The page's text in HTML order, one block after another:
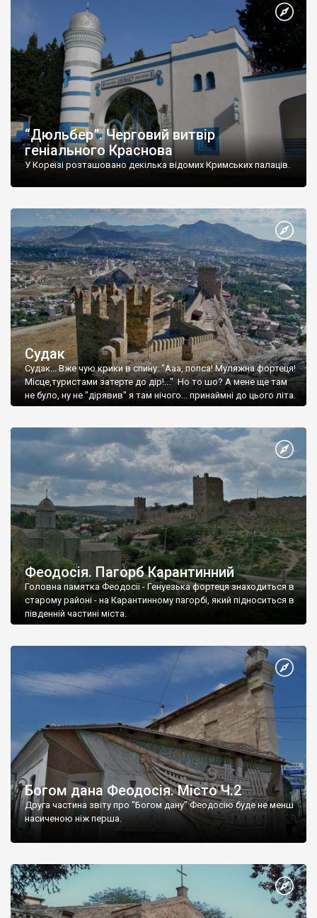
“Дюльбер”. Черговий витвір
геніального Краснова
У Кореїзі розташовано декілька відомих Кримських палаців.
Судак
Судак... Вже чую крики в спину: "Ааа, попса! Муляжна фортеця!
Місце,туристами затерте до дір!..." Но то шо? А мене ще там
не було, ну не "дірявив" я там нічого... принаймні до цього літа.
Феодосія. Пагорб Карантинний
Головна памятка Феодосії - Генуезька фортеця знаходиться в
старому районі - на Карантинному пагорбі, який підноситься в
південній частині міста.
Богом дана Феодосія. Місто Ч.2
Друга частина звіту про "Богом дану" Феодосію буде не менш
насиченою ніж перша.